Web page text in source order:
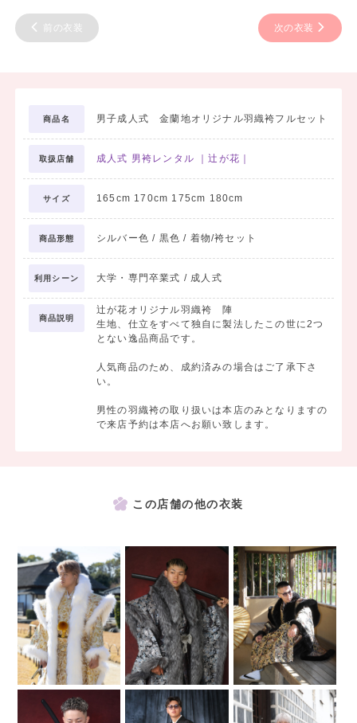
前の衣装 次の衣装
商品名 男子成人式 金蘭地オリジナル羽織袴フルセット
取扱店舗 成人式 男袴レンタル ｜辻が花｜
サイズ 165cm 170cm 175cm 180cm
商品形態 シルバー色 / 黒色 / 着物/袴セット
利用シーン 大学・専門卒業式 / 成人式
商品説明
辻が花オリジナル羽織袴 陣
生地、仕立をすべて独自に製法したこの世に2つ
とない逸品商品です。
人気商品のため、成約済みの場合はご了承下さ
い。
男性の羽織袴の取り扱いは本店のみとなりますの
で来店予約は本店へお願い致します。
この店舗の他の衣装